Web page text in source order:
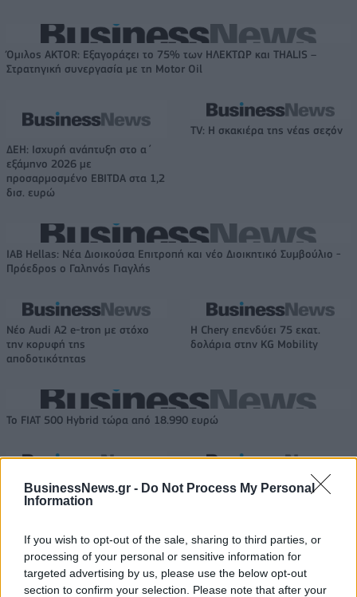
BusinessNews.gr - Do Not Process My Personal
Information
If you wish to opt-out of the sale, sharing to third parties, or
processing of your personal or sensitive information for
targeted advertising by us, please use the below opt-out
section to confirm your selection. Please note that after your
Όμιλος AKTOR: Εξαγοράζει το 75% των ΗΛΕΚΤΩΡ και THALIS –
Στρατηγική συνεργασία με τη Motor Oil
ΔΕΗ: Ισχυρή ανάπτυξη στο α΄
εξάμηνο 2026 με
προσαρμοσμένο EBITDA στα 1,2
δισ. ευρώ
TV: Η σκακιέρα της νέας σεζόν
IAB Hellas: Νέα Διοικούσα Επιτροπή και νέο Διοικητικό Συμβούλιο -
Πρόεδρος ο Γαληνός Γιαγλής
Νέο Audi A2 e-tron με στόχο
την κορυφή της
αποδοτικότητας
Η Chery επενδύει 75 εκατ.
δολάρια στην KG Mobility
Το FIAT 500 Hybrid τώρα από 18.990 ευρώ
Ντουράντ: "Ο Γιάννης θα
μπορούσε να 'ναι ο κορυφαίος
Οι διακοπές των Γάλλων του
Παναθηναϊκού με τέσσερις
Είσοδος της γαλλικής Meridiam στην ηλεκτρική διασύνδεση Ελλάδας